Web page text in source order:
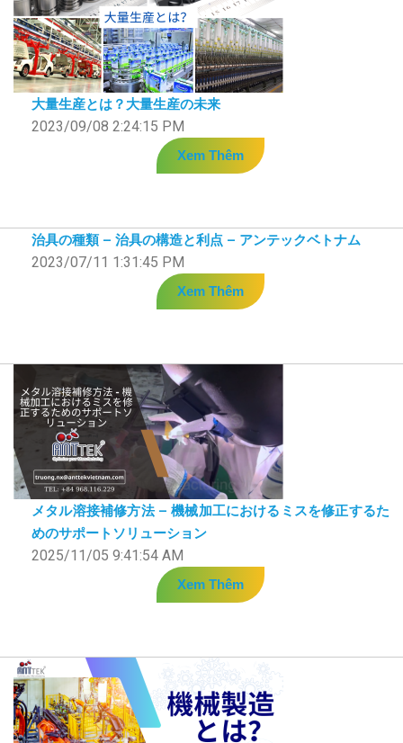
大量生産とは？大量生産の未来
2023/09/08 2:24:15 PM
Xem Thêm
治具の種類 – 治具の構造と利点 – アンテックベトナム
2023/07/11 1:31:45 PM
Xem Thêm
メタル溶接補修方法 – 機械加工におけるミスを修正するた
めのサポートソリューション
2025/11/05 9:41:54 AM
Xem Thêm